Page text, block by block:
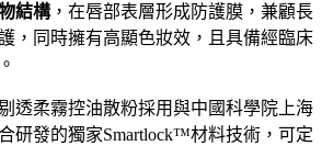
結構，在唇部表層形成防護膜，兼顧長
，同時擁有高顯色妝效，且具備經臨床
透柔霧控油散粉採用與中國科學院上海
研發的獨家Smartlock™材料技術，可定